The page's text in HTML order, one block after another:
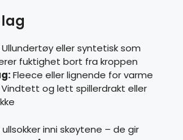
Ullundertøy eller syntetisk som
fuktighet bort fra kroppen
Fleece eller lignende for varme
Vindtett og lett spillerdrakt eller
inni skøytene – de gir